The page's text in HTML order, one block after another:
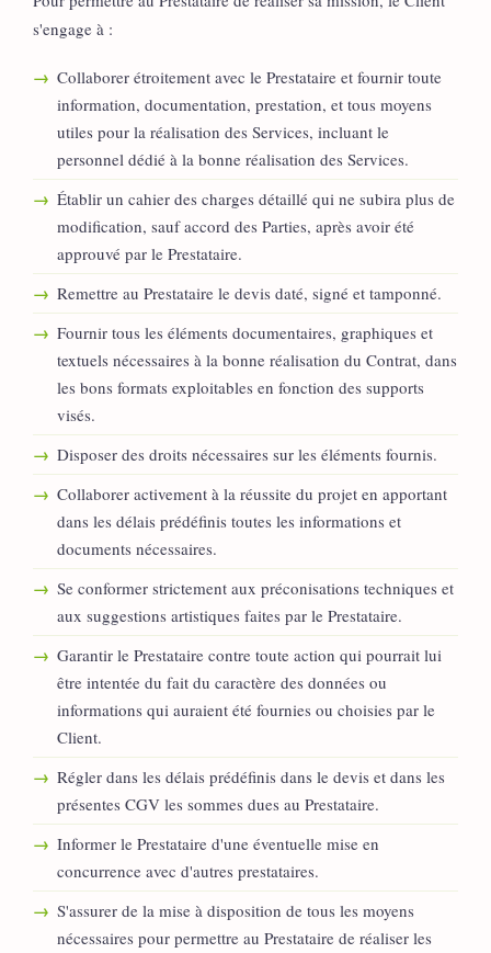
s'engage à :
Collaborer étroitement avec le Prestataire et fournir toute
information, documentation, prestation, et tous moyens
utiles pour la réalisation des Services, incluant le
personnel dédié à la bonne réalisation des Services.
Établir un cahier des charges détaillé qui ne subira plus de
modification, sauf accord des Parties, après avoir été
approuvé par le Prestataire.
Remettre au Prestataire le devis daté, signé et tamponné.
Fournir tous les éléments documentaires, graphiques et
textuels nécessaires à la bonne réalisation du Contrat, dans
les bons formats exploitables en fonction des supports
visés.
Disposer des droits nécessaires sur les éléments fournis.
Collaborer activement à la réussite du projet en apportant
dans les délais prédéfinis toutes les informations et
documents nécessaires.
Se conformer strictement aux préconisations techniques et
aux suggestions artistiques faites par le Prestataire.
Garantir le Prestataire contre toute action qui pourrait lui
être intentée du fait du caractère des données ou
informations qui auraient été fournies ou choisies par le
Client.
Régler dans les délais prédéfinis dans le devis et dans les
présentes CGV les sommes dues au Prestataire.
Informer le Prestataire d'une éventuelle mise en
concurrence avec d'autres prestataires.
S'assurer de la mise à disposition de tous les moyens
nécessaires pour permettre au Prestataire de réaliser les